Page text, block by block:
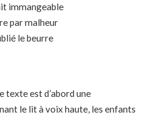
immangeable
par malheur
le beurre
texte est d’abord une
le lit à voix haute, les enfants